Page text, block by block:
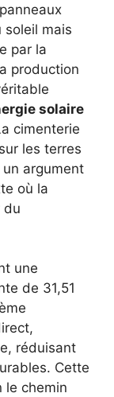
mais
par la
production
solaire
cimenterie
les terres
argument
où la
du
une
de 31,51
réduisant
Cette
le chemin